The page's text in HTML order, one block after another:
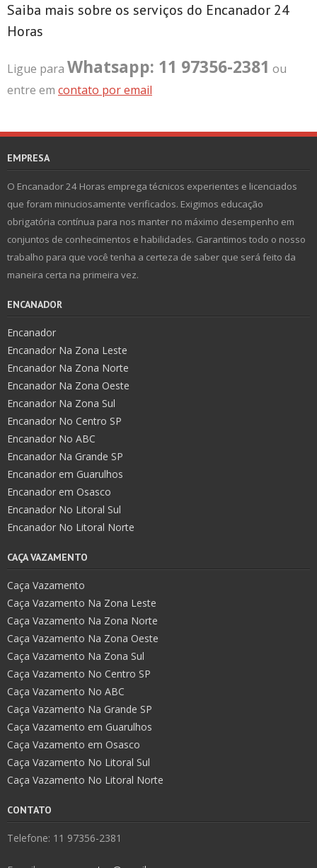
Saiba mais sobre os serviços do Encanador 24
Horas
Ligue para Whatsapp: 11 97356-2381 ou
entre em contato por email
EMPRESA
O Encanador 24 Horas emprega técnicos experientes e licenciados
que foram minuciosamente verificados. Exigimos educação
obrigatória contínua para nos manter no máximo desempenho em
conjuntos de conhecimentos e habilidades. Garantimos todo o nosso
trabalho para que você tenha a certeza de saber que será feito da
maneira certa na primeira vez.
ENCANADOR
Encanador
Encanador Na Zona Leste
Encanador Na Zona Norte
Encanador Na Zona Oeste
Encanador Na Zona Sul
Encanador No Centro SP
Encanador No ABC
Encanador Na Grande SP
Encanador em Guarulhos
Encanador em Osasco
Encanador No Litoral Sul
Encanador No Litoral Norte
CAÇA VAZAMENTO
Caça Vazamento
Caça Vazamento Na Zona Leste
Caça Vazamento Na Zona Norte
Caça Vazamento Na Zona Oeste
Caça Vazamento Na Zona Sul
Caça Vazamento No Centro SP
Caça Vazamento No ABC
Caça Vazamento Na Grande SP
Caça Vazamento em Guarulhos
Caça Vazamento em Osasco
Caça Vazamento No Litoral Sul
Caça Vazamento No Litoral Norte
CONTATO
Telefone: 11 97356-2381